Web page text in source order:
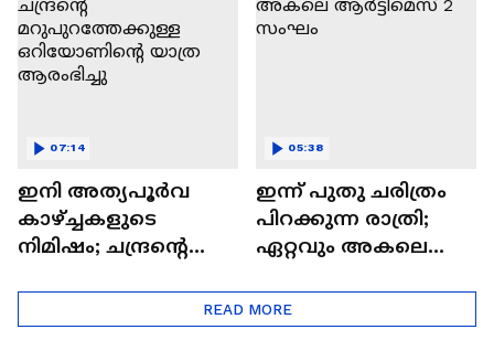
ഇനി അത്യപൂര്‍വ
കാഴ്ച്ചകളുടെ
നിമിഷം; ചന്ദ്രന്റെ
ഒറിയോണിന്റെ യാത്ര
ആരംഭിച്ചു
07:14
ഇന്ന് പുതു ചരിത്രം
പിറക്കുന്ന രാത്രി;
ഏറ്റവും അകലെ
05:38
READ MORE